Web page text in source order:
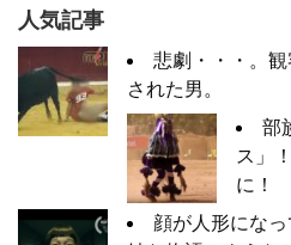
人気記事
悲劇・・・。
された男。
部
ス」
に！
顔が人形にな